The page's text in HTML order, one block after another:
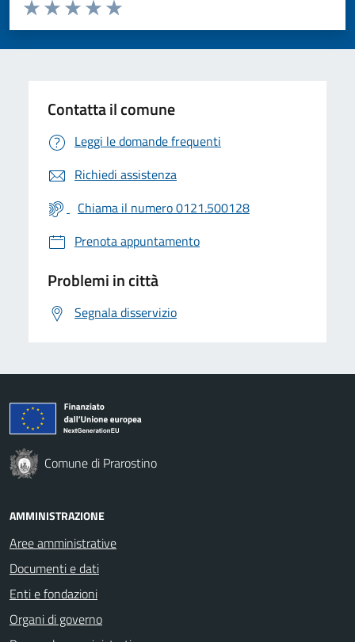
Valuta 5 stelle su 5
Valuta 4 stelle su 5
Valuta 3 stelle su 5
Valuta 2 stelle su 5
Valuta 1 stelle su 5
Contatta il comune
Leggi le domande frequenti
Richiedi assistenza
Chiama il numero 0121.500128
Prenota appuntamento
Problemi in città
Segnala disservizio
Comune di Prarostino
AMMINISTRAZIONE
Aree amministrative
Documenti e dati
Enti e fondazioni
Organi di governo